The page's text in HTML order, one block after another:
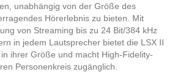
unabhängig von der Größe des
Hörerlebnis zu bieten. Mit
von Streaming bis zu 24 Bit/384 kHz
in jedem Lautsprecher bietet die LSX II
ihrer Größe und macht High-Fidelity-
Personenkreis zugänglich.